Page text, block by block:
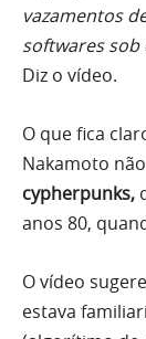
vazamentos
softwares sob
Diz o vídeo.
O que fica
Nakamoto
cypherpunks,
anos 80,
O vídeo
estava